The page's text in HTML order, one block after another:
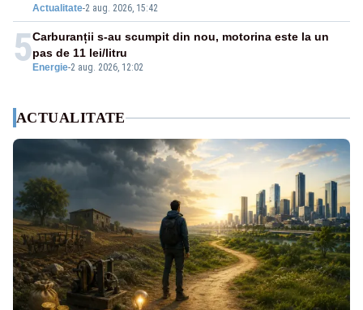
Actualitate-2 aug. 2026, 15:42
5 Energie-2 aug. 2026, 12:02
Carburanții s-au scumpit din nou, motorina este la un
pas de 11 lei/litru
ACTUALITATE